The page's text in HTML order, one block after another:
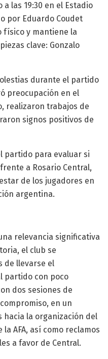
las 19:30 en el Estadio
por Eduardo Coudet
y mantiene la
clave: Gonzalo
durante el partido
preocupación en el
realizaron trabajos de
signos positivos de
partido para evaluar si
a Rosario Central,
de los jugadores en
argentina.
relevancia significativa
el club se
de llevarse el
partido con poco
dos sesiones de
en un
la organización del
AFA, así como reclamos
a favor de Central.